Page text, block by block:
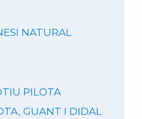
NATURAL
PILOTA
GUANT I DIDAL